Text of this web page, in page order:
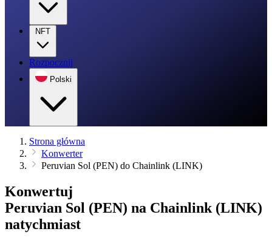
NFT
Rozpocznij
Polski
Strona główna
Konwerter
Peruvian Sol (PEN) do Chainlink (LINK)
Konwertuj
Peruvian Sol (PEN) na Chainlink (LINK)
natychmiast